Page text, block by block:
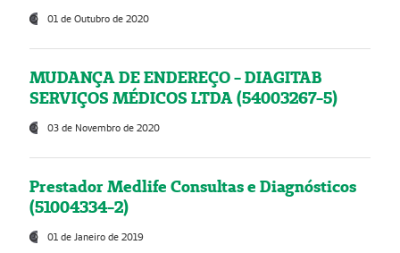
01 de Outubro de 2020
MUDANÇA DE ENDEREÇO - DIAGITAB
SERVIÇOS MÉDICOS LTDA (54003267-5)
03 de Novembro de 2020
Prestador Medlife Consultas e Diagnósticos
(51004334-2)
01 de Janeiro de 2019